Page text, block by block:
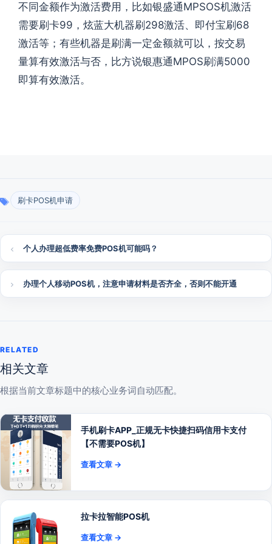
不同金额作为激活费用，比如银盛通MPSOS机激活
需要刷卡99，炫蓝大机器刷298激活、即付宝刷68
激活等；有些机器是刷满一定金额就可以，按交易
量算有效激活与否，比方说银惠通MPOS刷满5000
即算有效激活。
刷卡POS机申请
个人办理超低费率免费POS机可能吗？
办理个人移动POS机，注意申请材料是否齐全，否则不能开通
RELATED
相关文章
根据当前文章标题中的核心业务词自动匹配。
手机刷卡APP_正规无卡快捷扫码信用卡支付
【不需要POS机】
查看文章 →
拉卡拉智能POS机
查看文章 →